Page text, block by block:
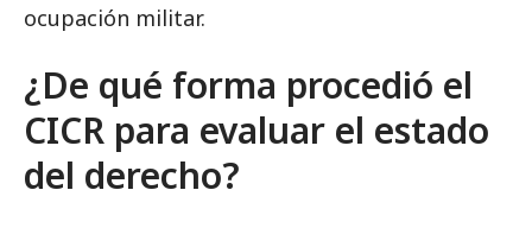
ocupación militar.
¿De qué forma procedió el
CICR para evaluar el estado
del derecho?